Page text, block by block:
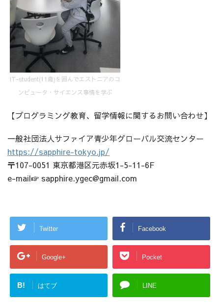
IT-student(11歳)を囲んでエストニアのコ
ンピュータ・サイエンス事情を学ぶ
【プログラミング教育、留学情報に関するお問い合わせ】
一般社団法人サファイア青少年グローバル交流センター
https://sapphire-tokyo.jp/
〒107-0051 東京都港区元赤坂1-5-11-6F
e-mail☞ sapphire.ygec@gmail.com
Twitter Facebook
Google+ Pocket
B! はてブ LINE